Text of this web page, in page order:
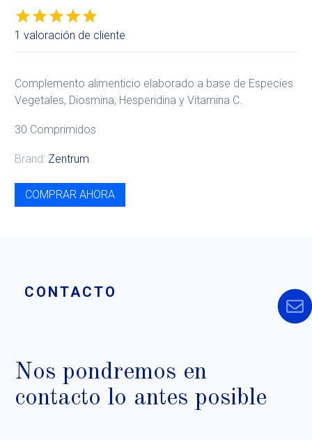
Valorado
5.00sobre
5 basado
en
1
puntuación
de cliente
1 valoración de cliente
Complemento alimenticio elaborado a base de Especies
Vegetales, Diosmina, Hesperidina y Vitamina C.
30 Comprimidos
Brand: Zentrum
COMPRAR AHORA
CONTACTO
Nos pondremos en
contacto lo antes posible